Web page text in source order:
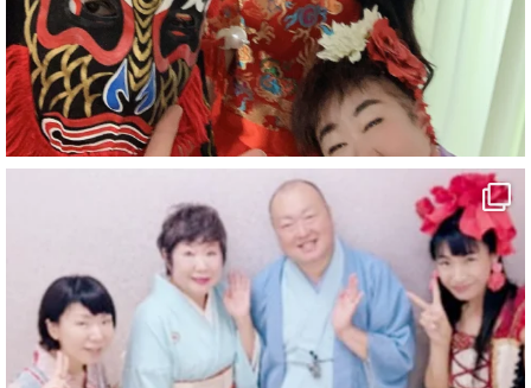
#鉱山観光列車
#四国
#愛媛観光
#旅行
#旅行動画
#一人旅
#観光スポット
#旅行好きと繋がりたい
7 X